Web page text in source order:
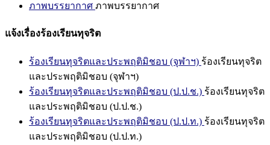
ภาพบรรยากาศ ภาพบรรยากาศ
แจ้งเรื่องร้องเรียนทุจริต
ร้องเรียนทุจริตและประพฤติมิชอบ (จุฬาฯ) ร้องเรียนทุจริต
และประพฤติมิชอบ (จุฬาฯ)
ร้องเรียนทุจริตและประพฤติมิชอบ (ป.ป.ช.) ร้องเรียนทุจริต
และประพฤติมิชอบ (ป.ป.ช.)
ร้องเรียนทุจริตและประพฤติมิชอบ (ป.ป.ท.) ร้องเรียนทุจริต
และประพฤติมิชอบ (ป.ป.ท.)